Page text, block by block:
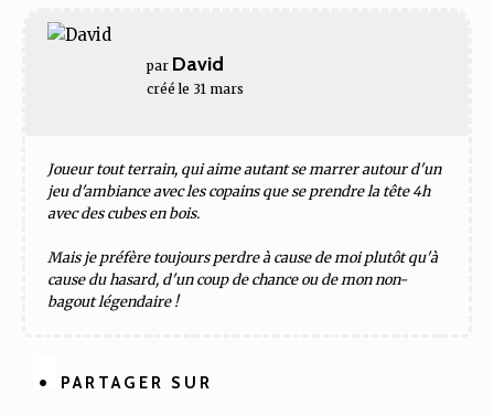
par David
créé le 31 mars
Joueur tout terrain, qui aime autant se marrer autour d'un
jeu d'ambiance avec les copains que se prendre la tête 4h
avec des cubes en bois.
Mais je préfère toujours perdre à cause de moi plutôt qu'à
cause du hasard, d'un coup de chance ou de mon non-
bagout légendaire !
PARTAGER SUR
PartagerPartager